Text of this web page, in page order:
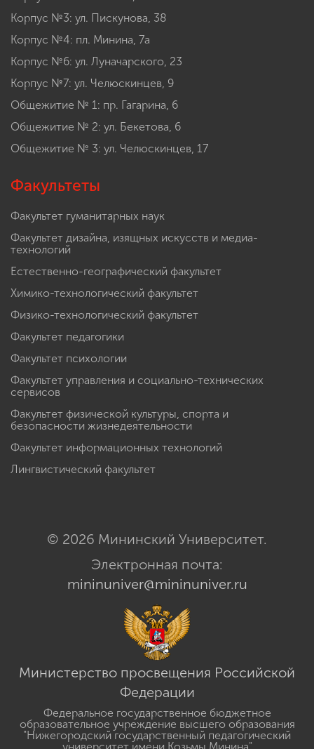
Корпус №3: ул. Пискунова, 38
Корпус №4: пл. Минина, 7а
Корпус №6: ул. Луначарского, 23
Корпус №7: ул. Челюскинцев, 9
Общежитие № 1: пр. Гагарина, 6
Общежитие № 2: ул. Бекетова, 6
Общежитие № 3: ул. Челюскинцев, 17
Факультеты
Факультет гуманитарных наук
Факультет дизайна, изящных искусств и медиа-
технологий
Естественно-географический факультет
Химико-технологический факультет
Физико-технологический факультет
Факультет педагогики
Факультет психологии
Факультет управления и социально-технических
сервисов
Факультет физической культуры, спорта и
безопасности жизнедеятельности
Факультет информационных технологий
Лингвистический факультет
© 2026 Мининский Университет.
Электронная почта:
mininuniver@mininuniver.ru
Министерство просвещения Российской
Федерации
Федеральное государственное бюджетное
образовательное учреждение высшего образования
"Нижегородский государственный педагогический